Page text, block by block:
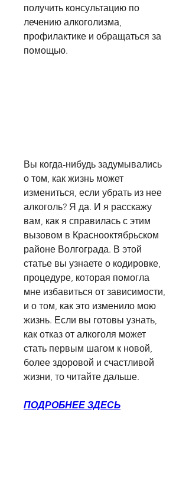
получить консультацию по
лечению алкоголизма,
профилактике и обращаться за
помощью.
Вы когда-нибудь задумывались
о том, как жизнь может
измениться, если убрать из нее
алкоголь? Я да. И я расскажу
вам, как я справилась с этим
вызовом в Краснооктябрьском
районе Волгограда. В этой
статье вы узнаете о кодировке,
процедуре, которая помогла
мне избавиться от зависимости,
и о том, как это изменило мою
жизнь. Если вы готовы узнать,
как отказ от алкоголя может
стать первым шагом к новой,
более здоровой и счастливой
жизни, то читайте дальше.
ПОДРОБНЕЕ ЗДЕСЬ